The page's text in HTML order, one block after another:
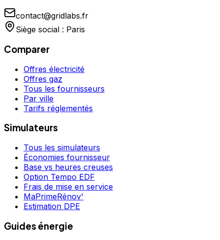
contact@gridlabs.fr
Siège social : Paris
Comparer
Offres électricité
Offres gaz
Tous les fournisseurs
Par ville
Tarifs réglementés
Simulateurs
Tous les simulateurs
Économies fournisseur
Base vs heures creuses
Option Tempo EDF
Frais de mise en service
MaPrimeRénov'
Estimation DPE
Guides énergie